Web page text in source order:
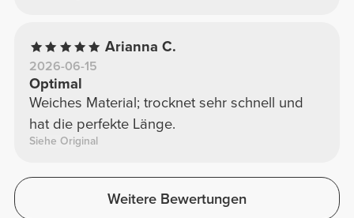
Arianna C.
2026-06-15
Optimal
Weiches Material; trocknet sehr schnell und
hat die perfekte Länge.
Siehe Original
Weitere Bewertungen